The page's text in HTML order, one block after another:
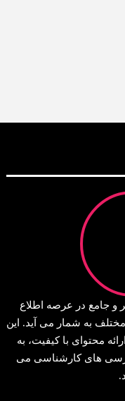
و جامع در عرصه اطلاع‌
به شمار می‌ آید. این
محتوای با کیفیت، به
های کارشناسی می‌